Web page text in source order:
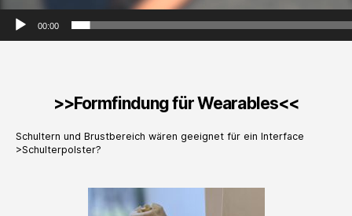
00:00
>>Formfindung für Wearables<<
Schultern und Brustbereich wären geeignet für ein Interface
>Schulterpolster?